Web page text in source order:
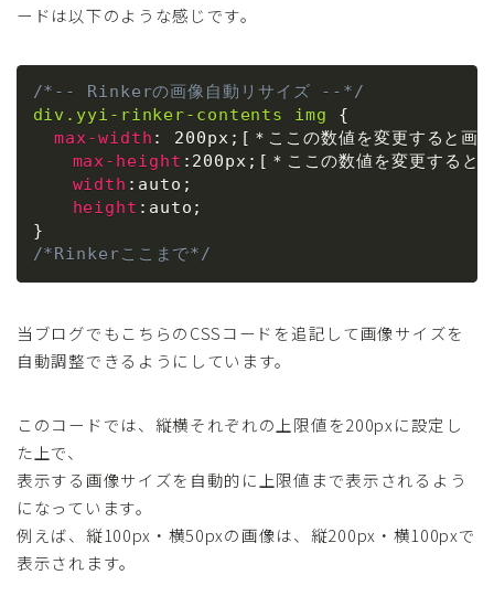
ードは以下のような感じです。
/*-- Rinkerの画像自動リサイズ --*/
div.yyi-rinker-contents img
{
max-width : 200px ; [＊ここの数値を変更すると画
max-height : 200px ; [＊ここの数値を変更すると
width : auto ;
height : auto ;
}
/*Rinkerここまで*/
当ブログでもこちらのCSSコードを追記して画像サイズを
自動調整できるようにしています。
このコードでは、縦横それぞれの上限値を200pxに設定し
た上で、
表示する画像サイズを自動的に上限値まで表示されるよう
になっています。
例えば、縦100px・横50pxの画像は、縦200px・横100pxで
表示されます。